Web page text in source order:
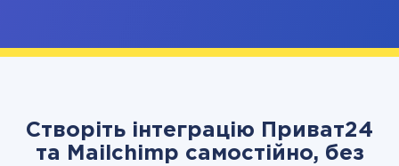
Створіть інтеграцію Приват24
та Mailchimp самостійно, без